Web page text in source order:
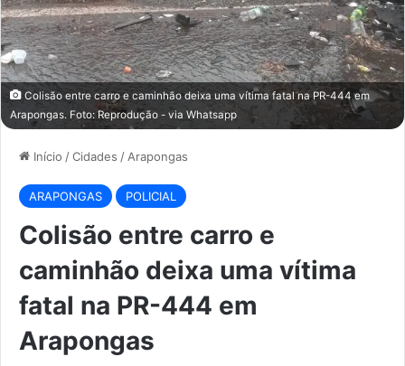
Colisão entre carro e caminhão deixa uma vítima fatal na PR-444 em
Arapongas. Foto: Reprodução - via Whatsapp
Início /Cidades / Arapongas
ARAPONGAS POLICIAL
Colisão entre carro e
caminhão deixa uma vítima
fatal na PR-444 em
Arapongas